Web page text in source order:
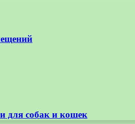
для собак и кошек